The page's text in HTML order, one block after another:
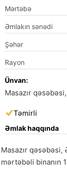
Mərtəbə
Əmlakın sənədi
Şəhər
Rayon
Ünvan:
Masazır
Təmirli
Əmlak haqqında
Masazır qəsəbəsi,
mərtəbəli binanın